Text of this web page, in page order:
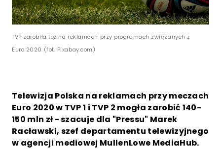
TVP zarobiła też na reklamach przy programach związanych z
Euro 2020 (fot. Pixabay.com)
Telewizja Polska na reklamach przy meczach
Euro 2020 w TVP 1 i TVP 2 mogła zarobić 140-
150 mln zł - szacuje dla "Pressu" Marek
Racławski, szef departamentu telewizyjnego
w agencji mediowej MullenLowe MediaHub.